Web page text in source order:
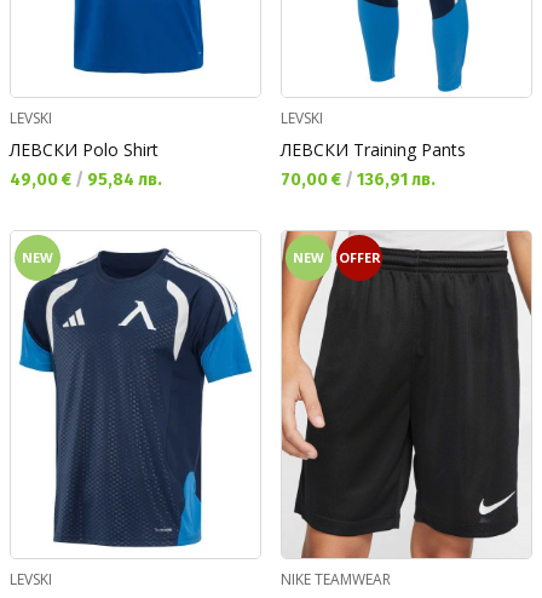
LEVSKI
ЛЕВСКИ Polo Shirt
Текуща цена:
49,00 € / 95,84 лв.
LEVSKI
ЛЕВСКИ Training Pants
Текуща цена:
70,00 € / 136,91 лв.
NEW
LEVSKI
NEW OFFER
NIKE TEAMWEAR